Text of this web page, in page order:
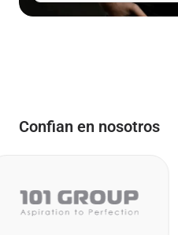
Confian en nosotros